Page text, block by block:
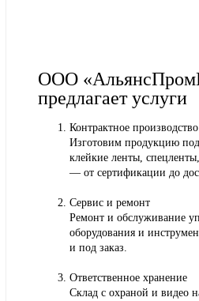
ООО
предлагает услуги
Контрактное производство
Изготовим продукцию
клейкие ленты,
— от сертификации до
Сервис и ремонт
Ремонт и обслуживание
оборудования и
и под заказ.
Ответственное хранение
Склад с охраной и видео